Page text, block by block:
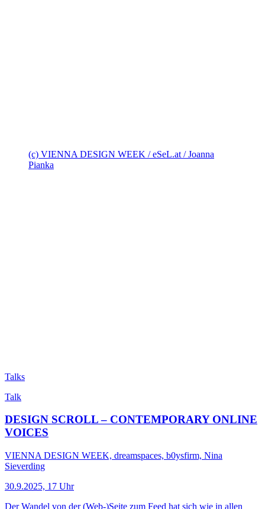
(c) VIENNA DESIGN WEEK / eSeL.at / Joanna
Pianka
Talks
Talk
DESIGN SCROLL – CONTEMPORARY ONLINE
VOICES
VIENNA DESIGN WEEK, dreamspaces, b0ysfirm, Nina
Sieverding
30.9.2025, 17 Uhr
Der Wandel von der (Web-)Seite zum Feed hat sich wie in allen